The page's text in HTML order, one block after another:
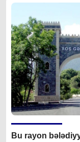
Bu rayon